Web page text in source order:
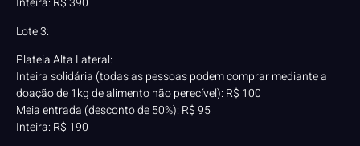
Lote 3:
Plateia Alta Lateral:
Inteira solidária (todas as pessoas podem comprar mediante a
doação de 1kg de alimento não perecível): R$ 100
Meia entrada (desconto de 50%): R$ 95
Inteira: R$ 190